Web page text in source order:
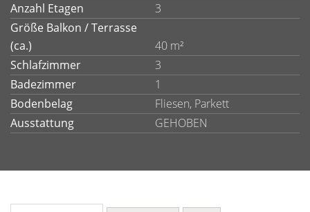
Anzahl Etagen
3
Größe Balkon / Terrasse
(ca.)
40 m²
Schlafzimmer
3
Badezimmer
1
Bodenbelag
Fliesen, Parkett
Ausstattung
GEHOBEN